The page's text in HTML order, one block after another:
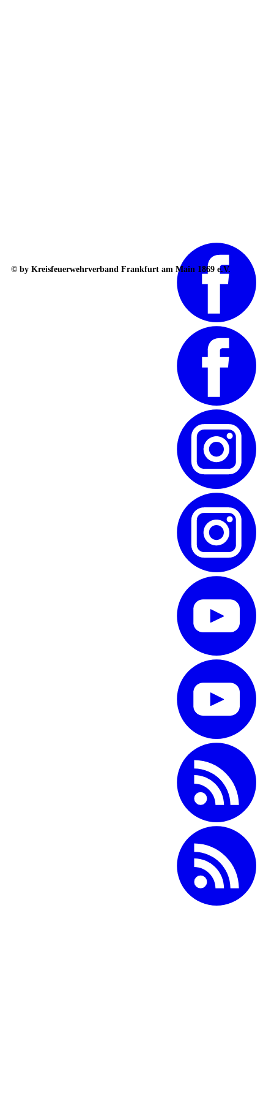
© by Kreisfeuerwehrverband Frankfurt am Main 1869 e.V.